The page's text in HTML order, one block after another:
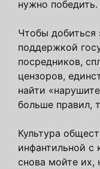
нужно победить.
Чтобы добиться
поддержкой
посредников,
цензоров,
найти
больше правил,
Культура
инфантильной
снова мойте их,